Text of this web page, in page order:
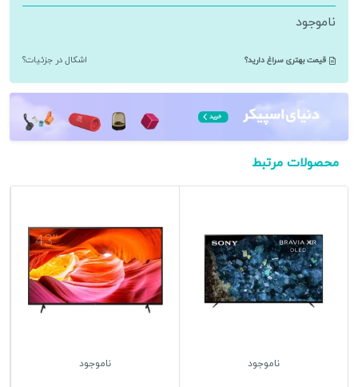
ناموجود
قیمت بهتری سراغ دارید؟ اشکال در جزئیات؟
محصولات مرتبط
ناموجود ناموجود